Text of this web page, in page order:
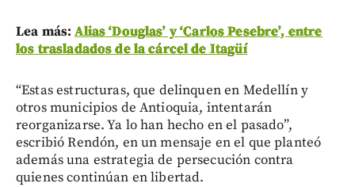
Lea más:Alias ‘Douglas’ y ‘Carlos Pesebre’, entre
los trasladados de la cárcel de Itagüí
“Estas estructuras, que delinquen en Medellín y
otros municipios de Antioquia, intentarán
reorganizarse. Ya lo han hecho en el pasado”,
escribió Rendón, en un mensaje en el que planteó
además una estrategia de persecución contra
quienes continúan en libertad.